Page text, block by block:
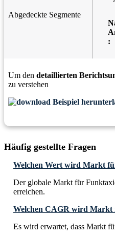
Abgedeckte Segmente
:
Um den detaillierten
zu verstehen
Beispiel
Häufig gestellte Fragen
Welchen Wert wird Markt
Der globale Markt für
erreichen.
Welchen CAGR wird Markt
Es wird erwartet, dass Markt